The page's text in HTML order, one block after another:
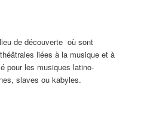
de découverte où sont
liées à la musique et à
pour les musiques latino-
slaves ou kabyles.